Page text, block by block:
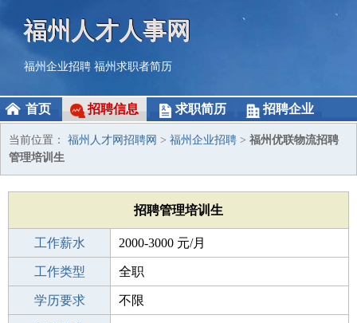
福州人才人事网
福州企业招聘 福州求职者简历
首页 招聘信息 求职简历 招聘企业
当前位置： 福州人才网招聘网 > 福州企业招聘 > 福州优联物流招聘
管理培训生
招聘管理培训生
工作薪水 2000-3000 元/月
招聘人数 5人
工作类型 全职
性别要求 -
学历要求 不限